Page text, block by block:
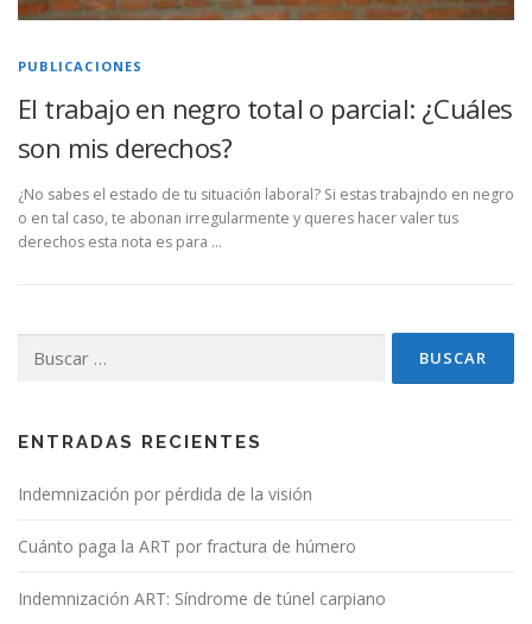
PUBLICACIONES
El trabajo en negro total o parcial: ¿Cuáles
son mis derechos?
¿No sabes el estado de tu situación laboral? Si estas trabajndo en negro
o en tal caso, te abonan irregularmente y queres hacer valer tus
derechos esta nota es para …
ENTRADAS RECIENTES
Indemnización por pérdida de la visión
Cuánto paga la ART por fractura de húmero
Indemnización ART: Síndrome de túnel carpiano